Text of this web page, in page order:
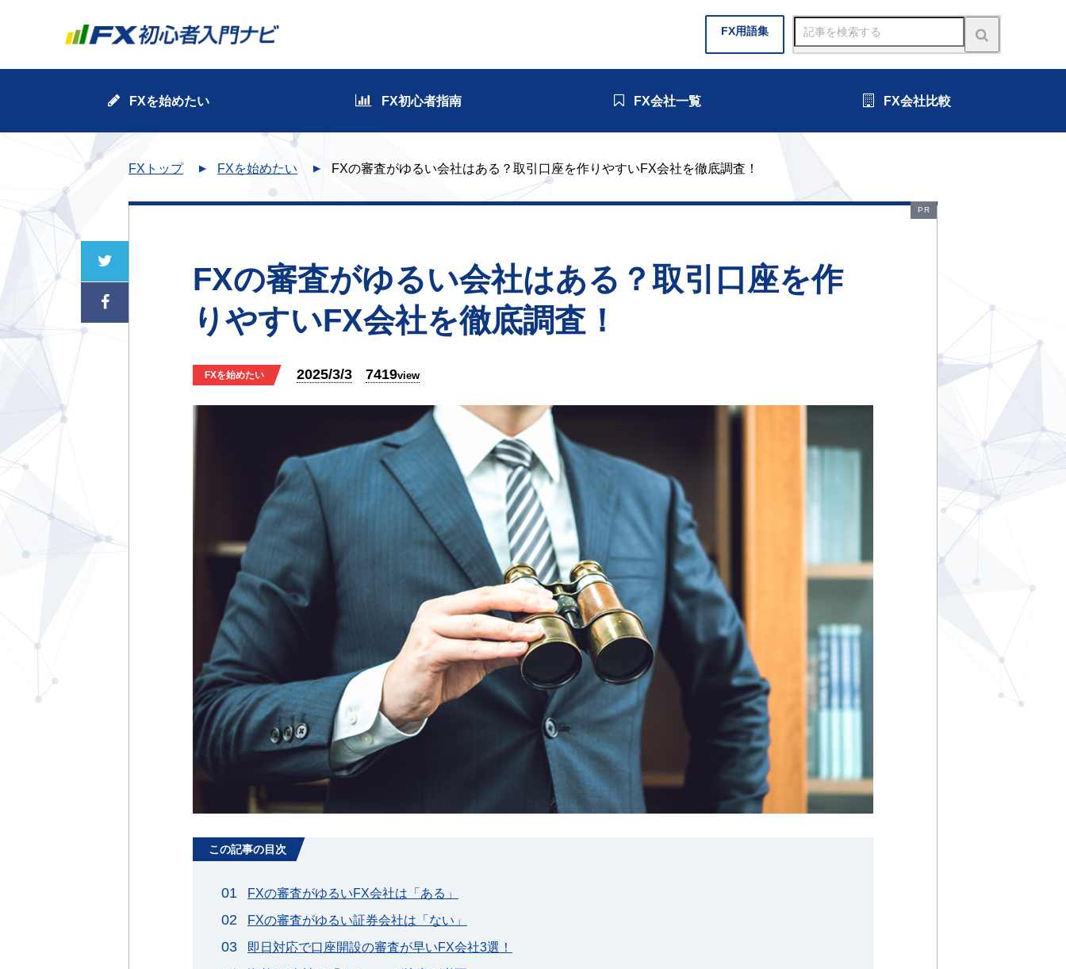
FX用語集
FXを始めたい FX初心者指南 FX会社一覧 FX会社比較
FXトップ FXを始めたい FXの審査がゆるい会社はある？取引口座を作りやすいFX会社を徹底調査！
FXの審査がゆるい会社はある？取引口座を作
りやすいFX会社を徹底調査！
FXを始めたい 2025/3/3 7419view
この記事の目次
FXの審査がゆるいFX会社は「ある」
FXの審査がゆるい証券会社は「ない」
即日対応で口座開設の審査が早いFX会社3選！
PR